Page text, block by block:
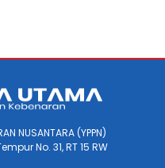
NUSANTARA (YPPN)
No. 31, RT 15 RW